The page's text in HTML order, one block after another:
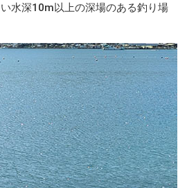
水深10m以上の深場のある釣り場